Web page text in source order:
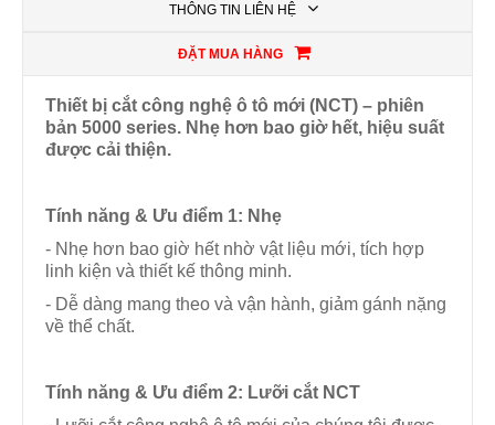
THÔNG TIN LIÊN HỆ
ĐẶT MUA HÀNG
Thiết bị cắt công nghệ ô tô mới (NCT) – phiên
bản 5000 series. Nhẹ hơn bao giờ hết, hiệu suất
được cải thiện.
Tính năng & Ưu điểm 1: Nhẹ
- Nhẹ hơn bao giờ hết nhờ vật liệu mới, tích hợp
linh kiện và thiết kế thông minh.
- Dễ dàng mang theo và vận hành, giảm gánh nặng
về thể chất.
Tính năng & Ưu điểm 2: Lưỡi cắt NCT